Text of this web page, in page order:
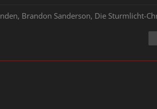
Brandon Sanderson, Die Sturmlicht-